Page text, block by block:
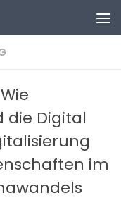
die Digital
im